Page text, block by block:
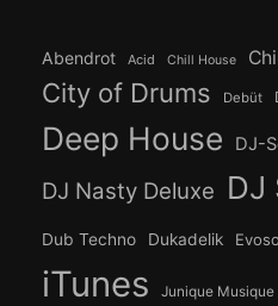
Abendrot Acid Chill House
City of Drums Debüt
Deep House DJ-
DJ Nasty Deluxe DJ
Dub Techno Dukadelik
iTunes Junique Musique